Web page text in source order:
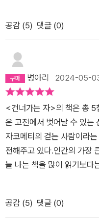
가는 삶의 태도를 말한다
수는 <반야심경>의 지혜를
>만을 선택하겠다고 한다
에서 글자수 260자로 구성
만 <반야심경> 안에는 불
한 이유 때문에 불교 신자라
있다.그러나 최진석 교수는
장에서 <반야심경>을 통해
제시 한다.저자의 철학적
았다.<차유고피유, 차생고
故彼有, 此生故彼生,此無
로 저것이 없고, 이것이 사
의 연기법을 설명한 것이다.
공감 (5) 댓글 (0)
병아리 2024-05-
<건너가는 자>의 책은 총 5
운 고전에서 벗어날 수 있는
자코메티의 걷는 사람이라
전해주고 있다.인간의 가장
늘 나는 책을 많이 읽기보다
말씀은 전부 땅에 떨어지지
울리죠.늘 새로운 생각을 심
공감 (5) 댓글 (0)